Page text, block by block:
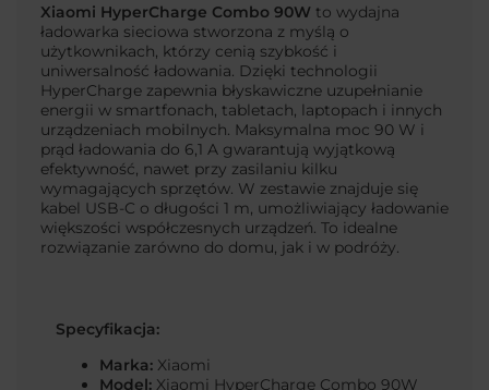
Xiaomi HyperCharge Combo 90W to wydajna
ładowarka sieciowa stworzona z myślą o
użytkownikach, którzy cenią szybkość i
uniwersalność ładowania. Dzięki technologii
HyperCharge zapewnia błyskawiczne uzupełnianie
energii w smartfonach, tabletach, laptopach i innych
urządzeniach mobilnych. Maksymalna moc 90 W i
prąd ładowania do 6,1 A gwarantują wyjątkową
efektywność, nawet przy zasilaniu kilku
wymagających sprzętów. W zestawie znajduje się
kabel USB-C o długości 1 m, umożliwiający ładowanie
większości współczesnych urządzeń. To idealne
rozwiązanie zarówno do domu, jak i w podróży.
Specyfikacja:
Marka: Xiaomi
Model: Xiaomi HyperCharge Combo 90W